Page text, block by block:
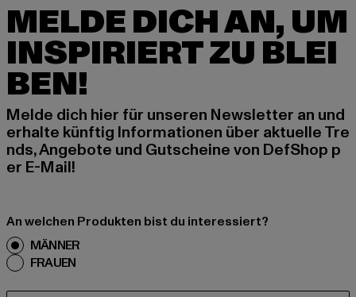
MELDE DICH AN, UM
INSPIRIERT ZU BLEI
BEN!
Melde dich hier für unseren Newsletter an und
erhalte künftig Informationen über aktuelle Tre
nds, Angebote und Gutscheine von DefShop p
er E-Mail!
An welchen Produkten bist du interessiert?
MÄNNER
FRAUEN